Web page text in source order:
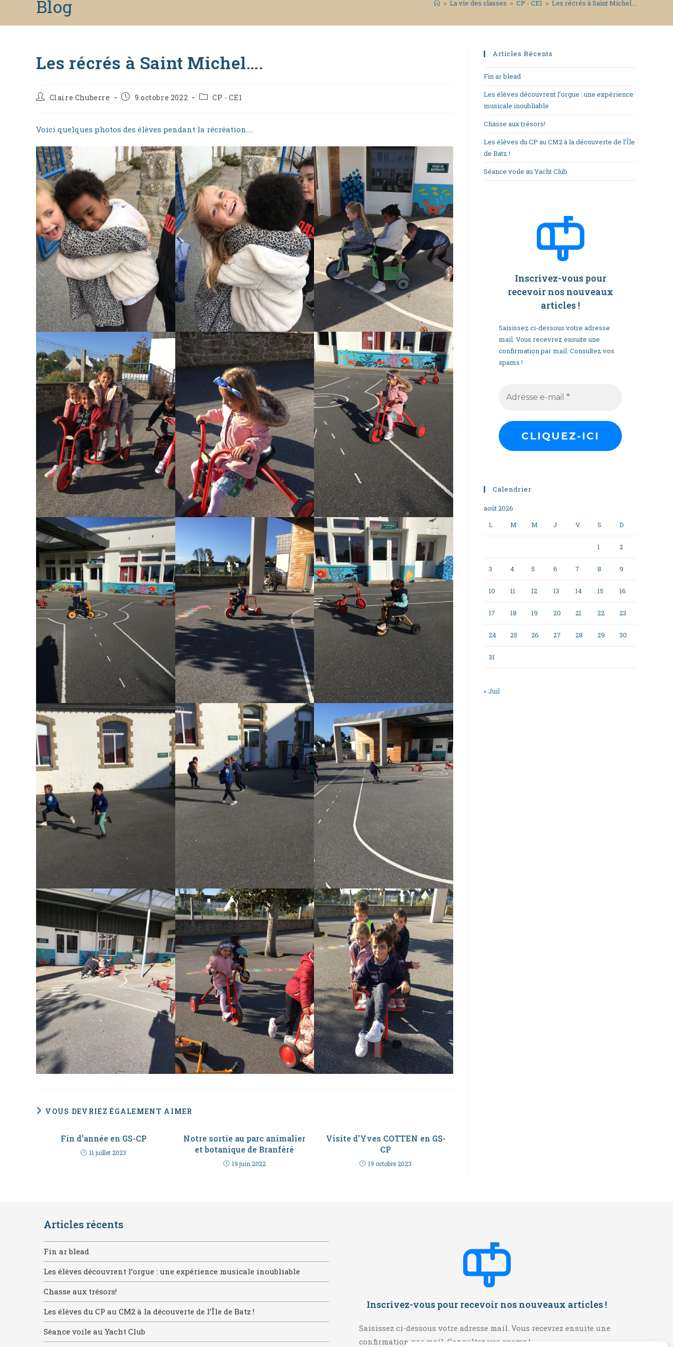
Blog > La vie des classes > CP - CE1 > Les récrés à Saint Michel….
Les récrés à Saint Michel….
Auteur/autrice
publication :
Claire Chuberre
Publication
9 octobre 2022
PostCP - CE1
Voici quelques photos des élèves pendant la récréation…..
VOUS DEVRIEZ ÉGALEMENT AIMER
Fin d’année en GS-CP
11 juillet 2023
Notre sortie au parc animalier
et botanique de Branféré
19 juin 2022
Visite d’Yves COTTEN en GS-
CP
19 octobre 2023
Articles Récents
Fin ar blead
Les élèves découvrent l’orgue : une expérience
musicale inoubliable
Chasse aux trésors!
Les élèves du CP au CM2 à la découverte de l’Île
de Batz !
Séance voile au Yacht Club
Inscrivez-vous pour
recevoir nos nouveaux
articles !
Saisissez ci-dessous votre adresse
mail. Vous recevrez ensuite une
confirmation par mail. Consultez vos
spams !
Calendrier
août 2026
L
M M J V S D
1 2
3 4 5 6 7 8 9
10 11 12 13 14 15 16
17 18 19 20 21 22 23
24 25 26 27 28 29 30
31
« Juil
Articles récents
Fin ar blead
Les élèves découvrent l’orgue : une expérience musicale inoubliable
Chasse aux trésors!
Les élèves du CP au CM2 à la découverte de l’Île de Batz !
Séance voile au Yacht Club
Inscrivez-vous pour recevoir nos nouveaux articles !
Saisissez ci-dessous votre adresse mail. Vous recevrez ensuite une
confirmation par mail. Consultez vos spams !